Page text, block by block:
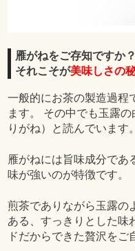
雁がねをご存知ですか？
それこそが美味しさの
一般的にお茶の製造過程
ます。 その中でも玉露
りがね）と読んでいます。
雁がねには旨味成分であ
味が強いのが特徴です。
煎茶でありながら玉露の
ある、すっきりとした味
ドだからできた贅沢をご